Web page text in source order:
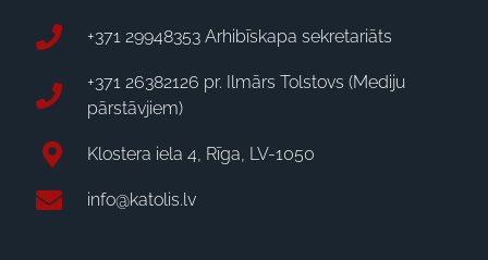
+371 29948353 Arhibīskapa sekretariāts
+371 26382126 pr. Ilmārs Tolstovs (Mediju
pārstāvjiem)
Klostera iela 4, Rīga, LV-1050
info@katolis.lv